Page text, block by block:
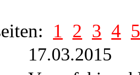
1 2 3 4 5
17.03.2015